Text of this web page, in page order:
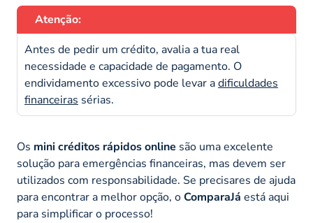
Atenção:
Antes de pedir um crédito, avalia a tua real
necessidade e capacidade de pagamento. O
endividamento excessivo pode levar adificuldades
financeiras sérias.
Os mini créditos rápidos online são uma excelente
solução para emergências financeiras, mas devem ser
utilizados com responsabilidade. Se precisares de ajuda
para encontrar a melhor opção, oComparaJá está aqui
para simplificar o processo!